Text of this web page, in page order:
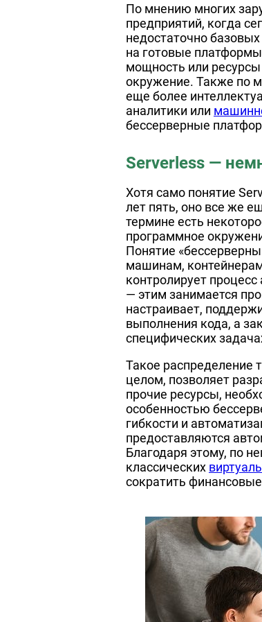
По мнению многих
предприятий, когда
недостаточно
на готовые
мощность или
окружение. Также по
еще более
аналитики или
бессерверные
Serverless —
Хотя само понятие
лет пять, оно все же
термине есть
программное
Понятие
машинам,
контролирует
— этим занимается
настраивает,
выполнения кода, а
специфических
Такое распределение
целом, позволяет
прочие ресурсы,
особенностью
гибкости и
предоставляются
Благодаря этому, по
классических
сократить